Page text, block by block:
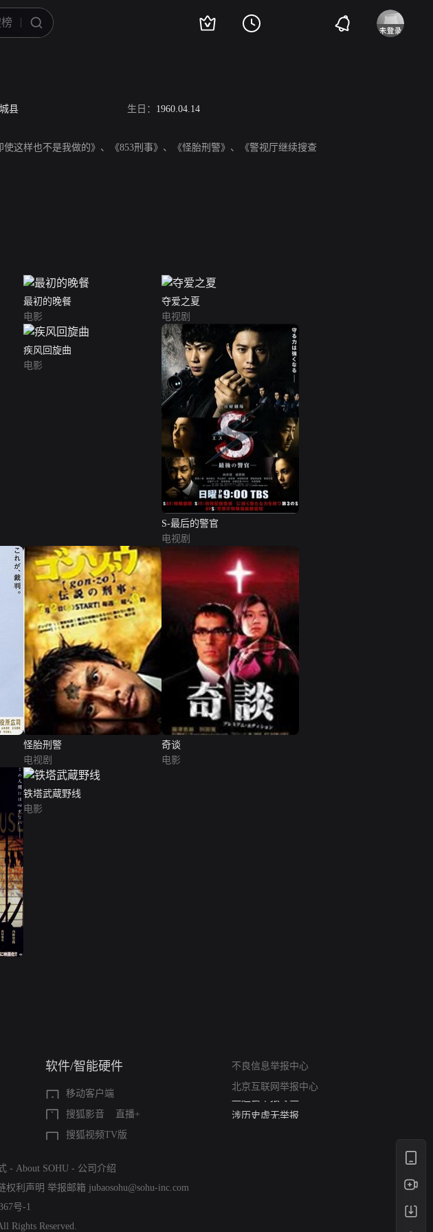
县 生日： 1960.04.14
这样也不是我做的》、《853刑事》、《怪胎刑警》、《警视厅继续搜查
最初的晚餐
电影
夺爱之夏
电视剧
疾风回旋曲
电影
S-最后的警官
电视剧
怪胎刑警
电视剧
奇谈
电影
铁塔武蔵野线
电影
软件/智能硬件
移动客户端
搜狐影音
直播+
搜狐视频TV版
不良信息举报中心
北京互联网举报中心
亚运会举报专区
涉历史虚无举报
- About SOHU - 公司介绍
权利声明 举报邮箱 jubaosohu@sohu-inc.com
号-1
Rights Reserved.